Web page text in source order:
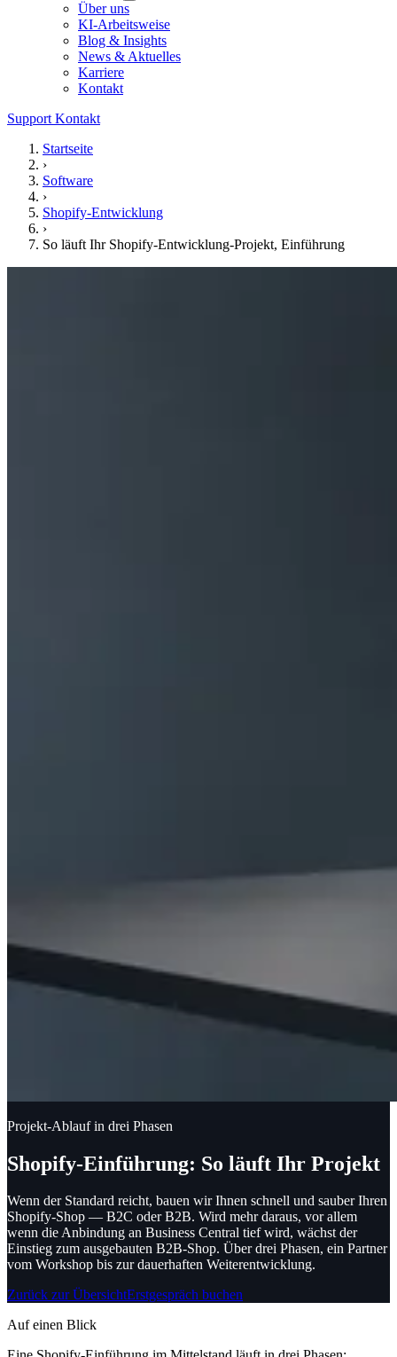
Über uns
KI-Arbeitsweise
Blog & Insights
News & Aktuelles
Karriere
Kontakt
Support Kontakt
Startseite
›
Software
›
Shopify-Entwicklung
›
So läuft Ihr Shopify-Entwicklung-Projekt, Einführung
Projekt-Ablauf in drei Phasen
Shopify-Einführung: So läuft Ihr Projekt
Wenn der Standard reicht, bauen wir Ihnen schnell und sauber Ihren
Shopify-Shop — B2C oder B2B. Wird mehr daraus, vor allem
wenn die Anbindung an Business Central tief wird, wächst der
Einstieg zum ausgebauten B2B-Shop. Über drei Phasen, ein Partner
vom Workshop bis zur dauerhaften Weiterentwicklung.
Zurück zur ÜbersichtErstgespräch buchen
Auf einen Blick